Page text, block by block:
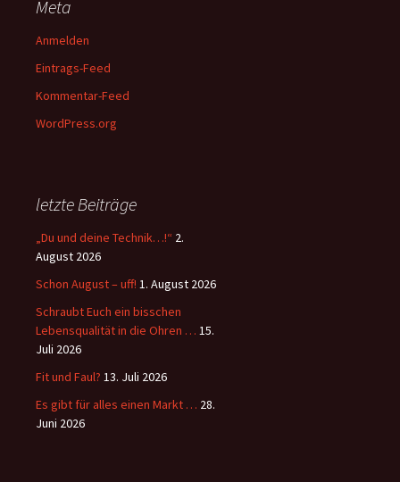
Meta
Anmelden
Eintrags-Feed
Kommentar-Feed
WordPress.org
letzte Beiträge
„Du und deine Technik…!“ 2.
August 2026
Schon August – uff! 1. August 2026
Schraubt Euch ein bisschen
Lebensqualität in die Ohren … 15.
Juli 2026
Fit und Faul? 13. Juli 2026
Es gibt für alles einen Markt … 28.
Juni 2026